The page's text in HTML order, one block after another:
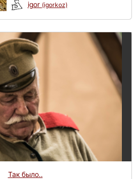
igor (igorkoz)
Так было..